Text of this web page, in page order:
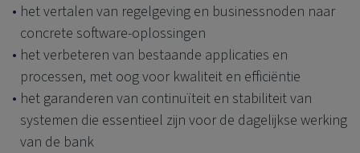
het vertalen van regelgeving en businessnoden naar
concrete software‑oplossingen
het verbeteren van bestaande applicaties en
processen, met oog voor kwaliteit en efficiëntie
het garanderen van continuïteit en stabiliteit van
systemen die essentieel zijn voor de dagelijkse werking
van de bank